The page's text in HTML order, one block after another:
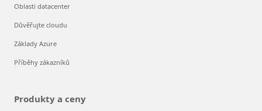
Oblasti datacenter
Důvěřujte cloudu
Základy Azure
Příběhy zákazníků
Produkty a ceny